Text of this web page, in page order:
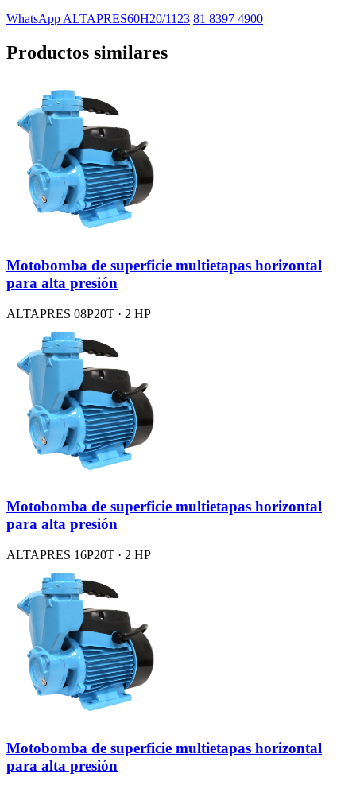
WhatsApp ALTAPRES60H20/1123 81 8397 4900
Productos similares
Motobomba de superficie multietapas horizontal
para alta presión
ALTAPRES 08P20T · 2 HP
Motobomba de superficie multietapas horizontal
para alta presión
ALTAPRES 16P20T · 2 HP
Motobomba de superficie multietapas horizontal
para alta presión